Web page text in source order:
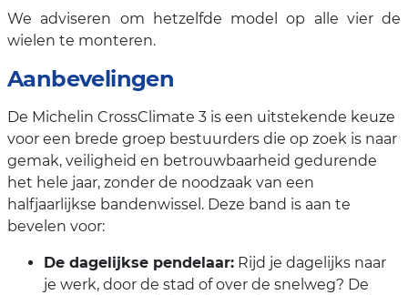
We adviseren om hetzelfde model op alle vier de
wielen te monteren.
Aanbevelingen
De Michelin CrossClimate 3 is een uitstekende keuze
voor een brede groep bestuurders die op zoek is naar
gemak, veiligheid en betrouwbaarheid gedurende
het hele jaar, zonder de noodzaak van een
halfjaarlijkse bandenwissel. Deze band is aan te
bevelen voor:
De dagelijkse pendelaar: Rijd je dagelijks naar
je werk, door de stad of over de snelweg? De